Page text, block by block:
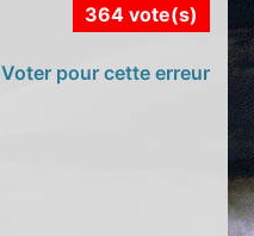
364 vote(s)
Voter pour cette erreur